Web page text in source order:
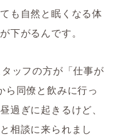
も自然と眠くなる体
下がるんです。
ッフの方が「仕事が
ら同僚と飲みに行っ
過ぎに起きるけど、
相談に来られまし